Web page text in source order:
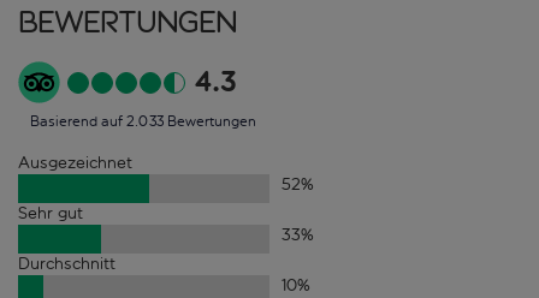
Bewertungen
4.3
Basierend auf 2.033 Bewertungen
Ausgezeichnet
52%
Sehr gut
33%
Durchschnitt
10%